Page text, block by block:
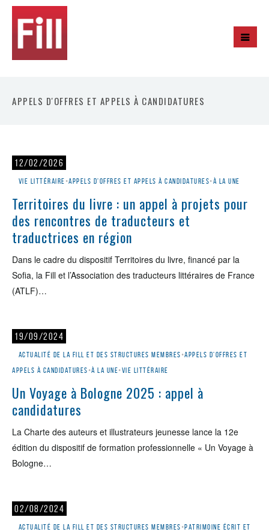
APPELS D'OFFRES ET APPELS À CANDIDATURES
12/02/2026
Vie littéraire •Appels d'offres et appels à candidatures•À la une
Territoires du livre : un appel à projets pour
des rencontres de traducteurs et
traductrices en région
Dans le cadre du dispositif Territoires du livre, financé par la
Sofia, la Fill et l’Association des traducteurs littéraires de France
(ATLF)…
19/09/2024
Actualité de la Fill et des structures membres •Appels d'offres et
appels à candidatures •À la une•Vie littéraire
Un Voyage à Bologne 2025 : appel à
candidatures
La Charte des auteurs et illustrateurs jeunesse lance la 12e
édition du dispositif de formation professionnelle « Un Voyage à
Bologne…
02/08/2024
Actualité de la Fill et des structures membres •Patrimoine écrit et